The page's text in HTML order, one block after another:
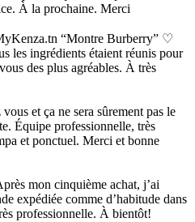
À la prochaine. Merci
“Montre Burberry” ♡
les ingrédients étaient réunis pour
des plus agréables. À très
et ça ne sera sûrement pas le
Équipe professionnelle, très
et ponctuel. Merci et bonne
mon cinquième achat, j’ai
expédiée comme d’habitude dans
professionnelle. À bientôt!